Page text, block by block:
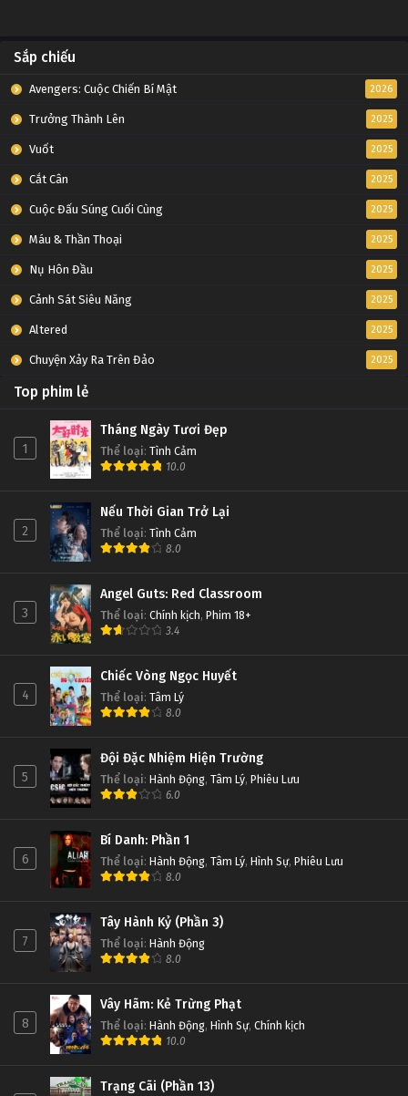
Sắp chiếu
Avengers: Cuộc Chiến Bí Mật 2026
Trưởng Thành Lên 2025
Vuốt 2025
Cắt Cân 2025
Cuộc Đấu Súng Cuối Cùng 2025
Máu & Thần Thoại 2025
Nụ Hôn Đầu 2025
Cảnh Sát Siêu Năng 2025
Altered 2025
Chuyện Xảy Ra Trên Đảo 2025
Top phim lẻ
1
Tháng Ngày Tươi Đẹp
Thể loại: Tình Cảm
10.0
2
Nếu Thời Gian Trở Lại
Thể loại: Tình Cảm
8.0
3
Angel Guts: Red Classroom
Thể loại: Chính kịch, Phim 18+
3.4
4
Chiếc Vòng Ngọc Huyết
Thể loại: Tâm Lý
8.0
5
Đội Đặc Nhiệm Hiện Trường
Thể loại: Hành Động, Tâm Lý, Phiêu Lưu
6.0
6
Bí Danh: Phần 1
Thể loại: Hành Động, Tâm Lý, Hình Sự, Phiêu Lưu
8.0
7
Tây Hành Kỷ (Phần 3)
Thể loại: Hành Động
8.0
8
Vây Hãm: Kẻ Trừng Phạt
Thể loại: Hành Động, Hình Sự, Chính kịch
10.0
Trạng Cãi (Phần 13)